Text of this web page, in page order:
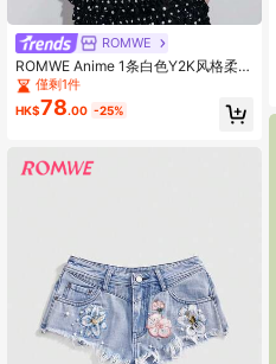
ROMWE
ROMWE Anime 1条白色Y2K风格柔软
可爱骨头形状围巾，独特亚文化3D装
饰围巾，适合学院风、街头风、休闲
风、摄影等场合。
僅剩1件
HK$78.00 -25%